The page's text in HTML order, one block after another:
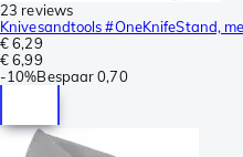
23 reviews
Knivesandtools #OneKnifeStand,
€ 6,29
€ 6,99
-10%Bespaar 0,70